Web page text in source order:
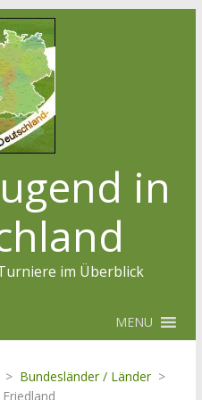
in
im Überblick
MENU
> Bundesländer / Länder >